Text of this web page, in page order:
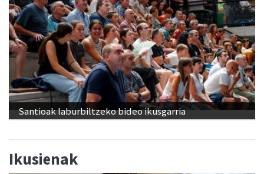
Santioak laburbiltzeko bideo ikusgarria
Ikusienak